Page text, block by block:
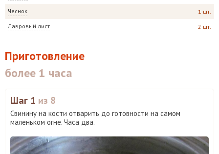
Чеснок 1 шт.
Лавровый лист 2 шт.
Приготовление
более 1 часа
Шаг 1 из 8
Свинину на кости отварить до готовности на самом
маленьком огне. Часа два.